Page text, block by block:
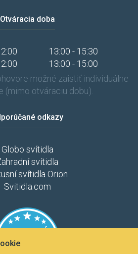
Otváracia doba
13:00 - 15:30
13:00 - 15:00
možné zaistiť individuálne
(mimo otváraciu dobu).
odkazy
Globo svítidla
svítidla
svítidla Orion
Svitidla.com